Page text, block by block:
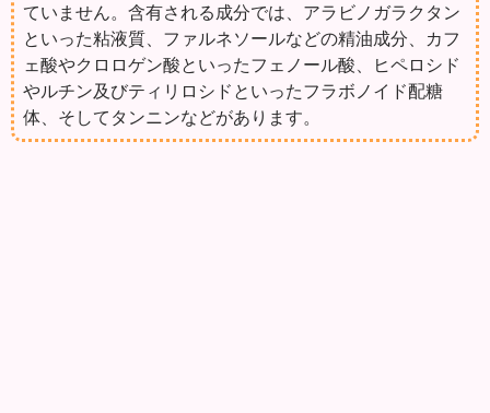
ていません。含有される成分では、アラビノガラクタン
といった粘液質、ファルネソールなどの精油成分、カフ
ェ酸やクロロゲン酸といったフェノール酸、ヒペロシド
やルチン及びティリロシドといったフラボノイド配糖
体、そしてタンニンなどがあります。